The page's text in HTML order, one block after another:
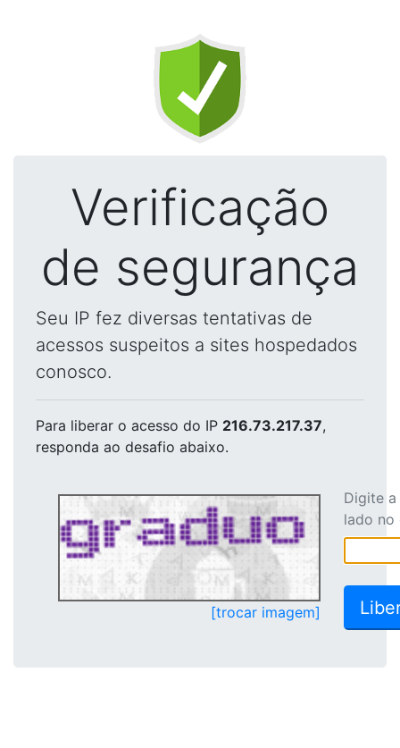
Verificação
de segurança
Seu IP fez diversas tentativas de
acessos suspeitos a sites hospedados
conosco.
Para liberar o acesso do IP 216.73.217.37,
responda ao desafio abaixo.
[trocar imagem]
Digite
lado no